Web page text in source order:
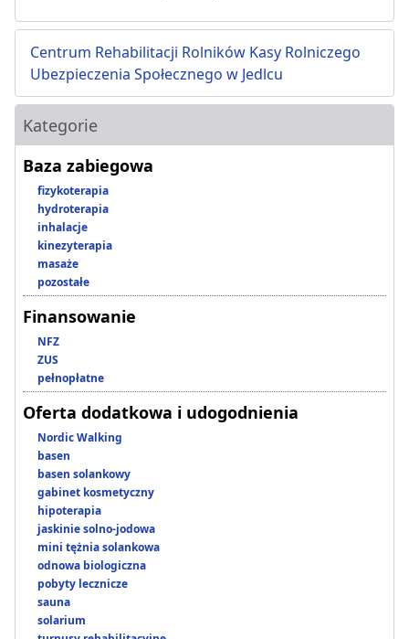
Centrum Rehabilitacji Rolników Kasy Rolniczego
Ubezpieczenia Społecznego w Jedlcu
Kategorie
Baza zabiegowa
fizykoterapia
hydroterapia
inhalacje
kinezyterapia
masaże
pozostałe
Finansowanie
NFZ
ZUS
pełnopłatne
Oferta dodatkowa i udogodnienia
Nordic Walking
basen
basen solankowy
gabinet kosmetyczny
hipoterapia
jaskinie solno-jodowa
mini tężnia solankowa
odnowa biologiczna
pobyty lecznicze
sauna
solarium